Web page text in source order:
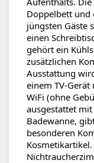
Doppelbett und
jüngsten Gäste
einen
gehört ein
zusätzlichen
Ausstattung
einem TV-
WiFi (ohne
ausgestattet
Badewanne,
besonderen